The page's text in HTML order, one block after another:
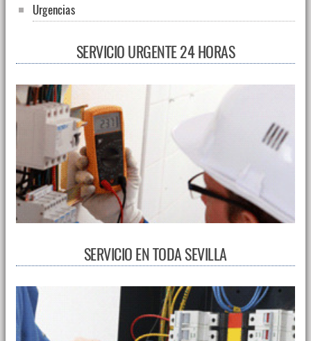
Urgencias
SERVICIO URGENTE 24 HORAS
SERVICIO EN TODA SEVILLA